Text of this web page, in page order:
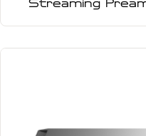
Streaming